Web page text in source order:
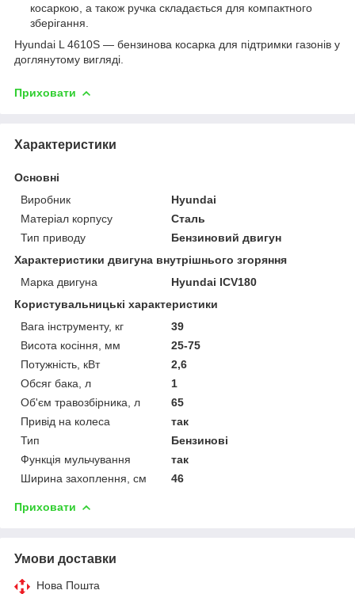
косаркою, а також ручка складається для компактного
зберігання.
Hyundai L 4610S — бензинова косарка для підтримки газонів у
доглянутому вигляді.
Приховати
Характеристики
Основні
Виробник
Hyundai
Матеріал корпусу
Сталь
Тип приводу
Бензиновий двигун
Характеристики двигуна внутрішнього згоряння
Марка двигуна
Hyundai ICV180
Користувальницькі характеристики
Вага інструменту, кг
39
Висота косіння, мм
25-75
Потужність, кВт
2,6
Обсяг бака, л
1
Об'єм травозбірника, л
65
Привід на колеса
так
Тип
Бензинові
Функція мульчування
так
Ширина захоплення, см
46
Приховати
Умови доставки
Нова Пошта